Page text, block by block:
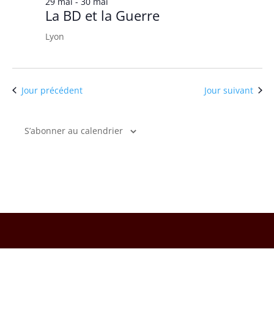
La BD et la Guerre
Lyon
Jour précédent Jour suivant
S’abonner au calendrier